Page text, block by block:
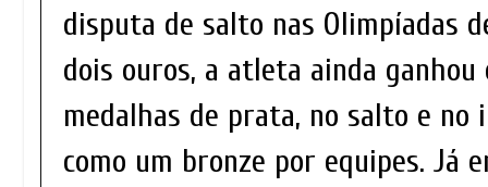
disputa de salto nas Olimpíadas
dois ouros, a atleta ainda ganhou
medalhas de prata, no salto e no
como um bronze por equipes. Já